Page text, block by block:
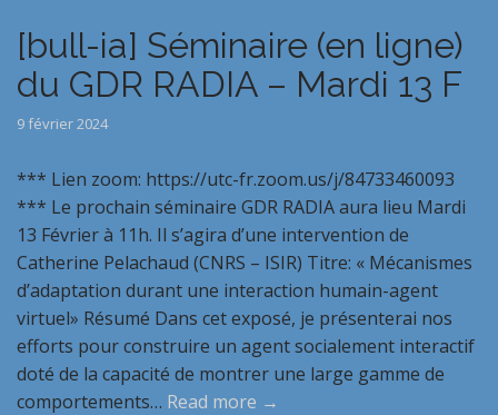
[bull-ia] Séminaire (en ligne)
du GDR RADIA – Mardi 13 F
9 février 2024
*** Lien zoom: https://utc-fr.zoom.us/j/84733460093
*** Le prochain séminaire GDR RADIA aura lieu Mardi
13 Février à 11h. Il s’agira d’une intervention de
Catherine Pelachaud (CNRS – ISIR) Titre: « Mécanismes
d’adaptation durant une interaction humain-agent
virtuel» Résumé Dans cet exposé, je présenterai nos
efforts pour construire un agent socialement interactif
doté de la capacité de montrer une large gamme de
comportements… Read more →